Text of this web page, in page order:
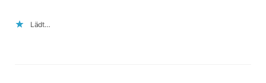
Lädt…